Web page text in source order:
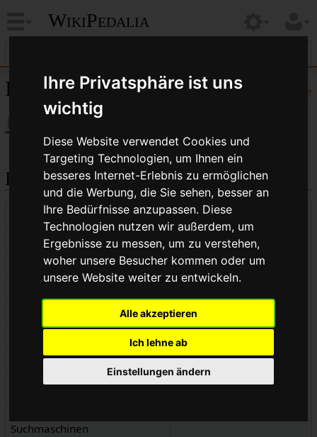
Ihre Privatsphäre ist uns
wichtig
Diese Website verwendet Cookies und
Targeting Technologien, um Ihnen ein
besseres Internet-Erlebnis zu ermöglichen
und die Werbung, die Sie sehen, besser an
Ihre Bedürfnisse anzupassen. Diese
Technologien nutzen wir außerdem, um
Ergebnisse zu messen, um zu verstehen,
woher unsere Besucher kommen oder um
unsere Website weiter zu entwickeln.
Alle akzeptieren
Ich lehne ab
Einstellungen ändern
WikiPedalia
Hilfe
Informationen zu „XT“
Basisinformationen
Anzeigetitel
XT
Weiterleitungen nach
XT ®(Information
Standardsortierschlüssel
XT
Namensraumkennnummer
0
2990
Seiteninhaltssprache
Seiteninhaltsmodell
Wikitext
Suchmaschinen